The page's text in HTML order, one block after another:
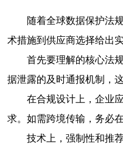
随着全球数据保护法
术措施到供应商选择给出
首先要理解的核心法
据泄露的及时通报机制，
在合规设计上，企业
求。如需跨境传输，务必
技术上，强制性和推